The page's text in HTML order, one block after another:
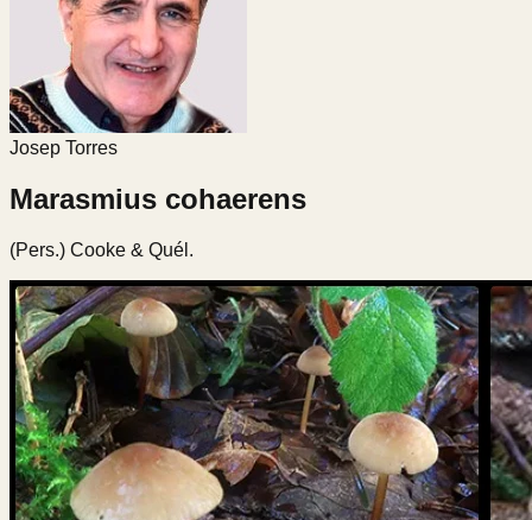
Josep Torres
Marasmius cohaerens
(Pers.) Cooke & Quél.